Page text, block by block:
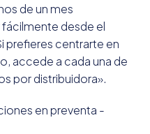
de un mes
desde el
prefieres centrarte en
accede a cada una de
por distribuidora».
en preventa -